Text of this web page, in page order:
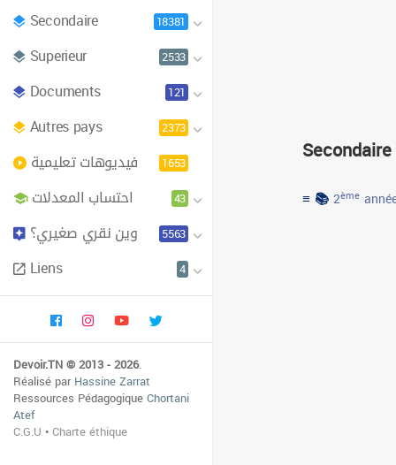
Secondaire 18381
Superieur 2533
Documents 121
Autres pays 2373
فيديوهات تعليمية 1653
احتساب المعدلات 43
وين نقري صغيري؟ 5563
Liens 4
Devoir.TN © 2013 - 2026.
Réalisé parHassine Zarrat
Ressources PédagogiqueChortani
Atef
C.G.U •Charte éthique
Secondaire
≡ 📚2ème